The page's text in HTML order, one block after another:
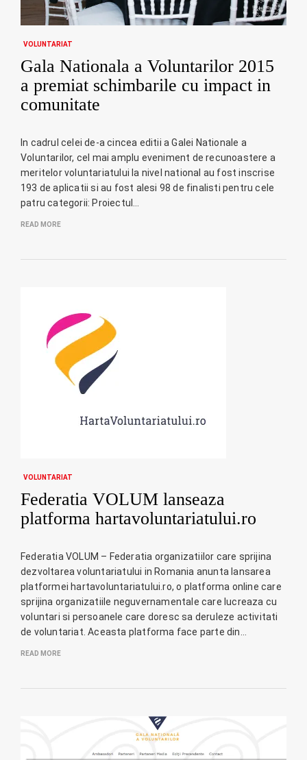
VOLUNTARIAT
Gala Nationala a Voluntarilor 2015
a premiat schimbarile cu impact in
comunitate
In cadrul celei de-a cincea editii a Galei Nationale a
Voluntarilor, cel mai amplu eveniment de recunoastere a
meritelor voluntariatului la nivel national au fost inscrise
193 de aplicatii si au fost alesi 98 de finalisti pentru cele
patru categorii: Proiectul…
READ MORE
VOLUNTARIAT
Federatia VOLUM lanseaza
platforma hartavoluntariatului.ro
Federatia VOLUM – Federatia organizatiilor care sprijina
dezvoltarea voluntariatului in Romania anunta lansarea
platformei hartavoluntariatului.ro, o platforma online care
sprijina organizatiile neguvernamentale care lucreaza cu
voluntari si persoanele care doresc sa deruleze activitati
de voluntariat. Aceasta platforma face parte din…
READ MORE